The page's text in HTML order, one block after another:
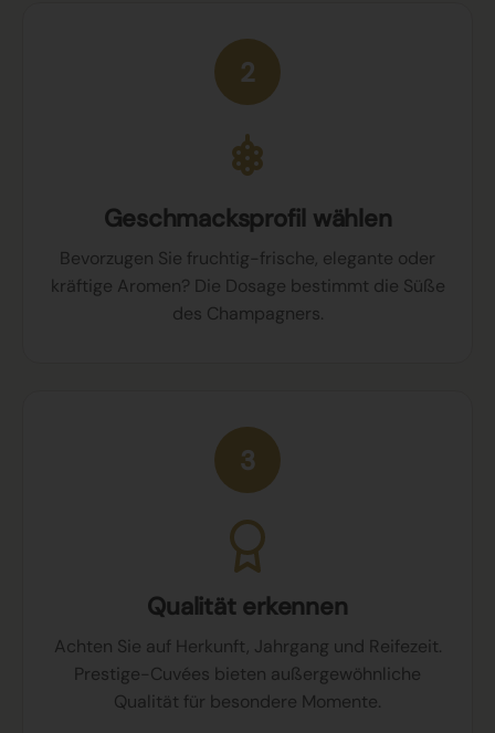
2
Geschmacksprofil wählen
Bevorzugen Sie fruchtig-frische, elegante oder
kräftige Aromen? Die Dosage bestimmt die Süße
des Champagners.
3
Qualität erkennen
Achten Sie auf Herkunft, Jahrgang und Reifezeit.
Prestige-Cuvées bieten außergewöhnliche
Qualität für besondere Momente.